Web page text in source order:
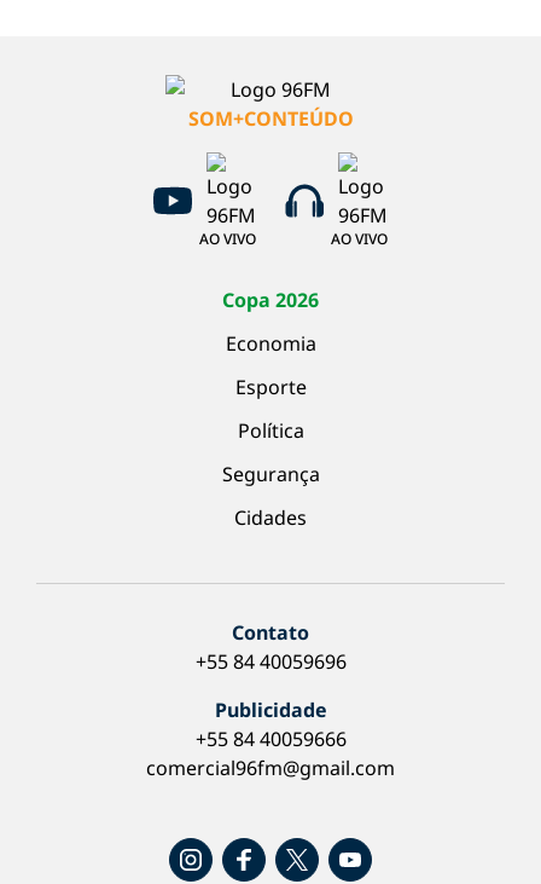
SOM+CONTEÚDO
AO VIVO AO VIVO
Copa 2026
Economia
Esporte
Política
Segurança
Cidades
Contato
+55 84 40059696
Publicidade
+55 84 40059666
comercial96fm@gmail.com